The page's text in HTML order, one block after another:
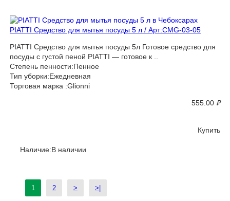
PIATTI Средство для мытья посуды 5 л / Арт:CMG-03-05
PIATTI Средство для мытья посуды 5л Готовое средство для
посуды с густой пеной PIATTI — готовое к ..
Степень пенности:Пенное
Тип уборки:Ежедневная
Торговая марка :Glionni
555.00₽
Купить
Наличие:В наличии
1 2 > >|